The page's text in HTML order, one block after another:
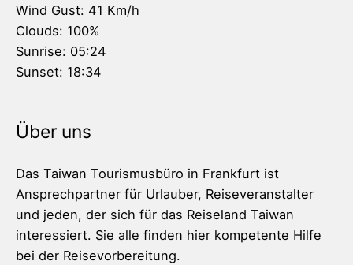
Wind Gust: 41 Km/h
Clouds: 100%
Sunrise: 05:24
Sunset: 18:34
Über uns
Das Taiwan Tourismusbüro in Frankfurt ist
Ansprechpartner für Urlauber, Reiseveranstalter
und jeden, der sich für das Reiseland Taiwan
interessiert. Sie alle finden hier kompetente Hilfe
bei der Reisevorbereitung.